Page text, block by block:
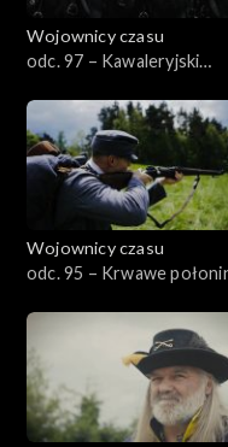
Wojownicy czasu
odc. 97 – Kawaleryjski
1933
Wojownicy czasu
odc. 95 – Krwawe